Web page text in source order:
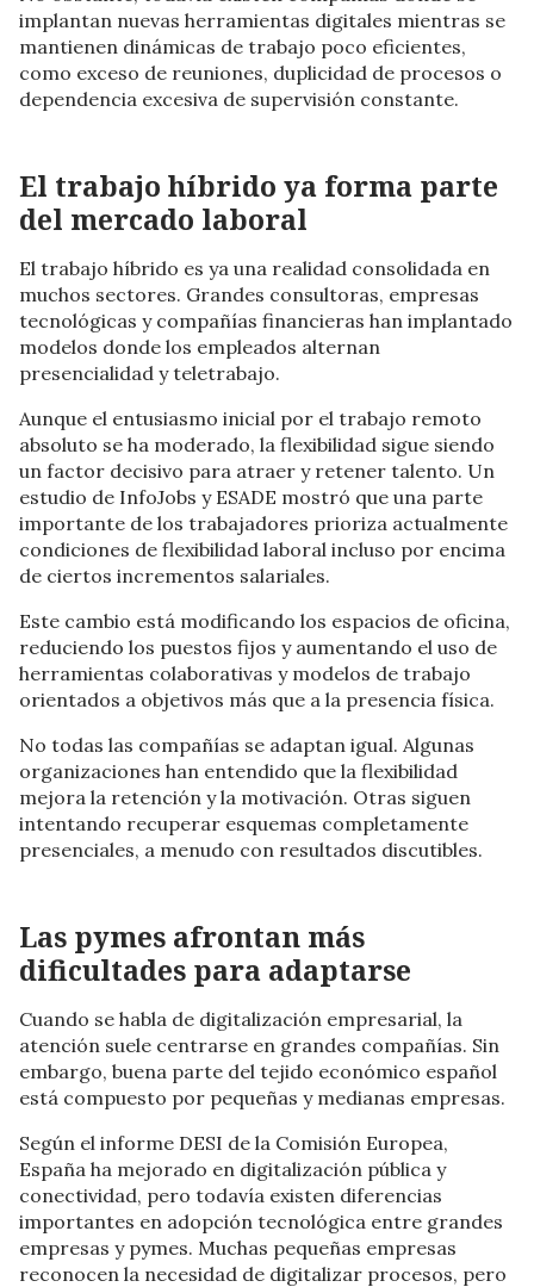
implantan nuevas herramientas digitales mientras se
mantienen dinámicas de trabajo poco eficientes,
como exceso de reuniones, duplicidad de procesos o
dependencia excesiva de supervisión constante.
El trabajo híbrido ya forma parte
del mercado laboral
El trabajo híbrido es ya una realidad consolidada en
muchos sectores. Grandes consultoras, empresas
tecnológicas y compañías financieras han implantado
modelos donde los empleados alternan
presencialidad y teletrabajo.
Aunque el entusiasmo inicial por el trabajo remoto
absoluto se ha moderado, la flexibilidad sigue siendo
un factor decisivo para atraer y retener talento. Un
estudio de InfoJobs y ESADE mostró que una parte
importante de los trabajadores prioriza actualmente
condiciones de flexibilidad laboral incluso por encima
de ciertos incrementos salariales.
Este cambio está modificando los espacios de oficina,
reduciendo los puestos fijos y aumentando el uso de
herramientas colaborativas y modelos de trabajo
orientados a objetivos más que a la presencia física.
No todas las compañías se adaptan igual. Algunas
organizaciones han entendido que la flexibilidad
mejora la retención y la motivación. Otras siguen
intentando recuperar esquemas completamente
presenciales, a menudo con resultados discutibles.
Las pymes afrontan más
dificultades para adaptarse
Cuando se habla de digitalización empresarial, la
atención suele centrarse en grandes compañías. Sin
embargo, buena parte del tejido económico español
está compuesto por pequeñas y medianas empresas.
Según el informe DESI de la Comisión Europea,
España ha mejorado en digitalización pública y
conectividad, pero todavía existen diferencias
importantes en adopción tecnológica entre grandes
empresas y pymes. Muchas pequeñas empresas
reconocen la necesidad de digitalizar procesos, pero